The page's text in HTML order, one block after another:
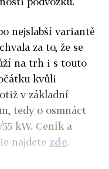
nejslabší variantě
za to, že se
na trh i s touto
kvůli
v základní
tedy o osmnáct
kW. Ceník a
najdete zde.